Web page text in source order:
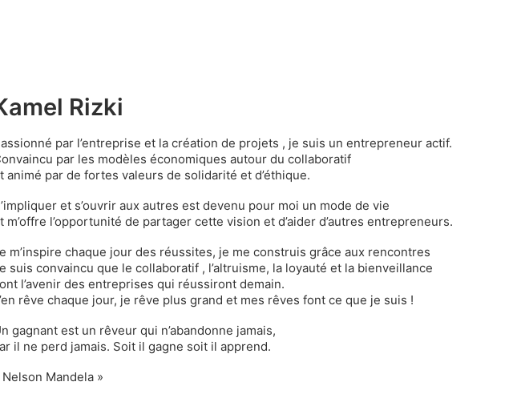
Rizki
par l’entreprise et la création de projets , je suis un entrepreneur actif.
par les modèles économiques autour du collaboratif
animé par de fortes valeurs de solidarité et d’éthique.
et s’ouvrir aux autres est devenu pour moi un mode de vie
m’offre l’opportunité de partager cette vision et d’aider d’autres entrepreneurs.
m’inspire chaque jour des réussites, je me construis grâce aux rencontres
suis convaincu que le collaboratif , l’altruisme, la loyauté et la bienveillance
l’avenir des entreprises qui réussiront demain.
rêve chaque jour, je rêve plus grand et mes rêves font ce que je suis !
gagnant est un rêveur qui n’abandonne jamais,
il ne perd jamais. Soit il gagne soit il apprend.
Nelson Mandela »